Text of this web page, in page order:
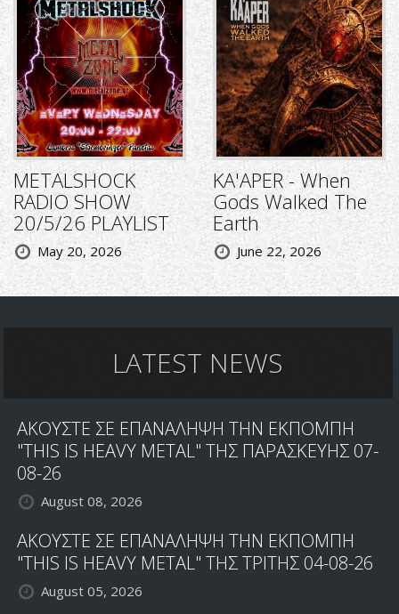
METALSHOCK
RADIO SHOW
20/5/26 PLAYLIST
May 20, 2026
KA'APER - When
Gods Walked The
Earth
June 22, 2026
LATEST NEWS
ΑΚΟΥΣΤΕ ΣΕ ΕΠΑΝΑΛΗΨΗ ΤΗΝ ΕΚΠΟΜΠΗ
"THIS IS HEAVY METAL" ΤΗΣ ΠΑΡΑΣΚΕΥΗΣ 07-
08-26
August 08, 2026
ΑΚΟΥΣΤΕ ΣΕ ΕΠΑΝΑΛΗΨΗ ΤΗΝ ΕΚΠΟΜΠΗ
"THIS IS HEAVY METAL" ΤΗΣ ΤΡΙΤΗΣ 04-08-26
August 05, 2026